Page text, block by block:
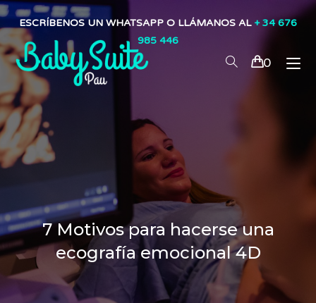
ESCRÍBENOS UN WHATSAPP O LLÁMANOS AL + 34 676
985 446
0
7 Motivos para hacerse una
ecografía emocional 4D